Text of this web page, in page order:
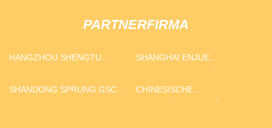
PARTNERFIRMA
HANGZHOU SHENGTU
SHANGHAI ENJUE
CO., LTD
SHANDONG SPRUNG GSC
CHINESISCHE